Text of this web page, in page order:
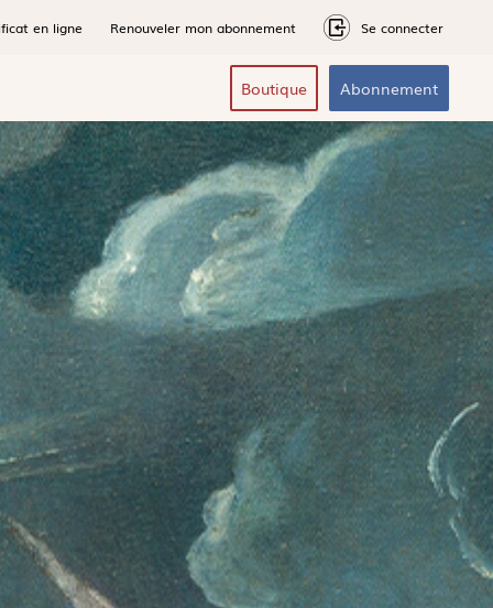
en ligne Renouveler mon abonnement Se connecter
Boutique Abonnement